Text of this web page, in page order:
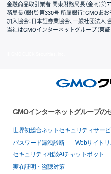
金融商品取引業者 関東財務局長（金商）
務局長（銀代）第330号 所属銀行：GMOあ
加入協会：日本証券業協会、一般社団法人
当社はGMOインターネットグループ（東
GMOインターネットグループの
世界初総合ネットセキュリティサー
パスワード漏洩診断
Webサイト
セキュリティ相談AIチャットボット
実在証明・盗聴対策